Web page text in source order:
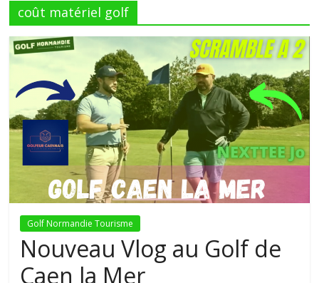
Chaîne
Youtube
de
trois
copains
Le
blog
Golf
coût matériel golf
Golf Normandie Tourisme
Nouveau Vlog au Golf de
Caen la Mer